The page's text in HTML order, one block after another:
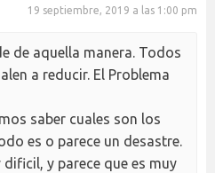
19 septiembre, 2019 a las 1:00 pm
de aquella manera. Todos
a reducir. El Problema
saber cuales son los
es o parece un desastre.
y parece que es muy